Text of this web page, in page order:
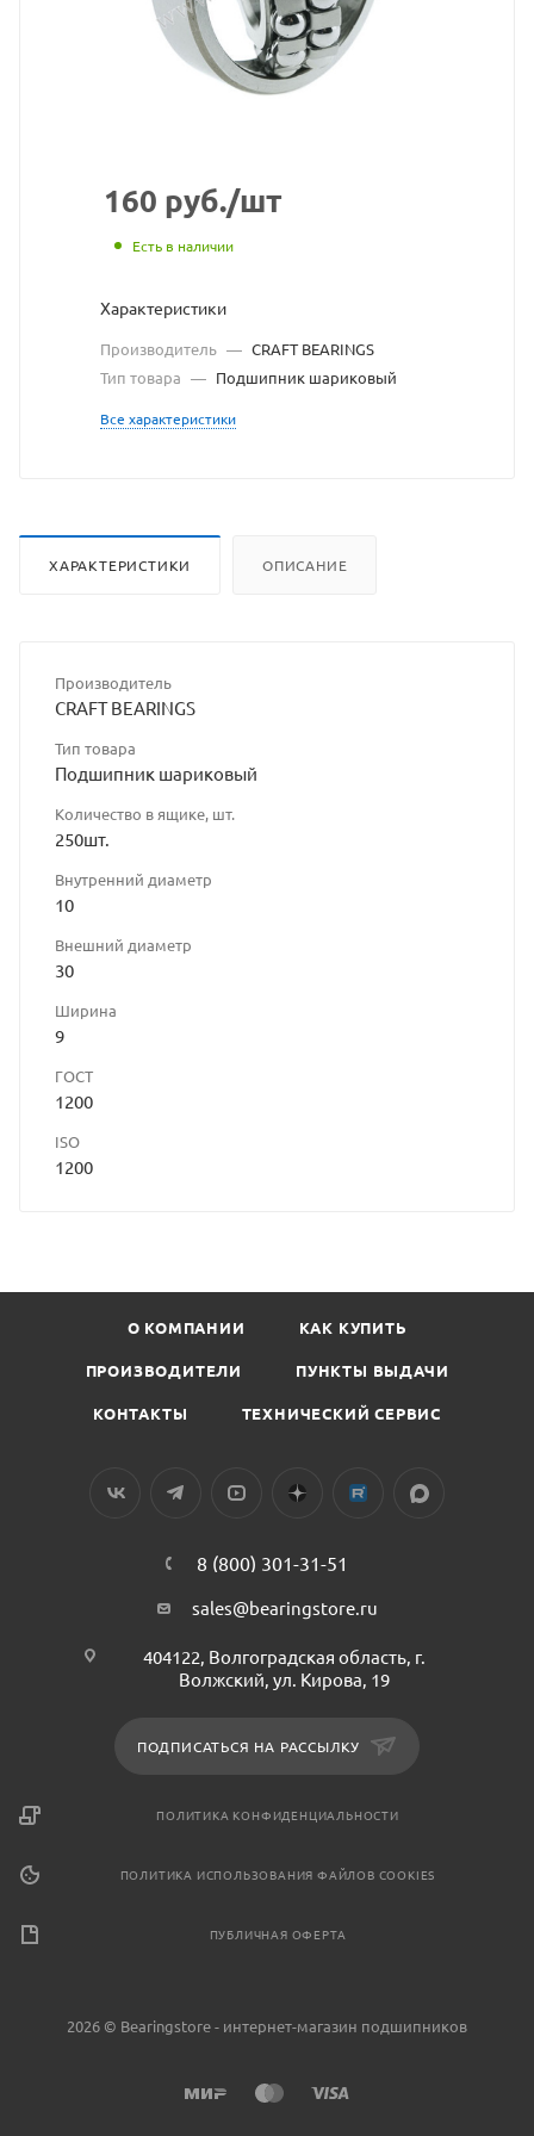
сайта
https://
https://
без
разрешения
сайта
160 руб./шт
Есть в наличии
Характеристики
Производитель — CRAFT BEARINGS
Тип товара — Подшипник шариковый
Все характеристики
ХАРАКТЕРИСТИКИ ОПИСАНИЕ
Производитель
CRAFT BEARINGS
Тип товара
Подшипник шариковый
Количество в ящике, шт.
250шт.
Внутренний диаметр
10
Внешний диаметр
30
Ширина
9
ГОСТ
1200
ISO
1200
О КОМПАНИИ КАК КУПИТЬ
ПРОИЗВОДИТЕЛИ ПУНКТЫ ВЫДАЧИ
КОНТАКТЫ ТЕХНИЧЕСКИЙ СЕРВИС
8 (800) 301-31-51
sales@bearingstore.ru
404122, Волгоградская область, г.
Волжский, ул. Кирова, 19
ПОДПИСАТЬСЯ НА РАССЫЛКУ
ПОЛИТИКА КОНФИДЕНЦИАЛЬНОСТИ
ПОЛИТИКА ИСПОЛЬЗОВАНИЯ ФАЙЛОВ COOKIES
ПУБЛИЧНАЯ ОФЕРТА
2026 © Bearingstore - интернет-магазин подшипников